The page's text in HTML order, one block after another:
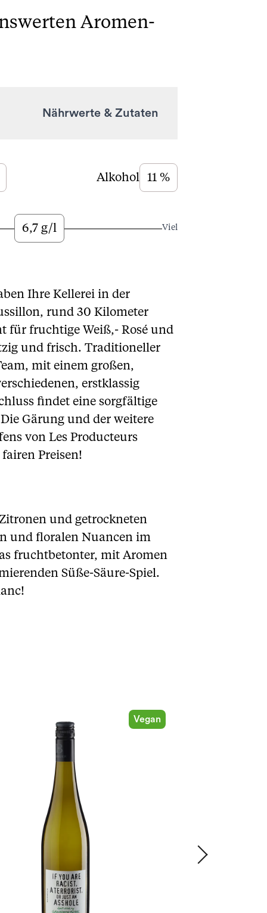
Aromen-
Nährwerte & Zutaten
Alkohol
11 %
6,7 g/l Viel
Ihre Kellerei in der
rund 30 Kilometer
für fruchtige Weiß,- Rosé und
und frisch. Traditioneller
mit einem großen,
erstklassig
findet eine sorgfältige
Gärung und der weitere
von Les Producteurs
Preisen!
und getrockneten
und floralen Nuancen im
fruchtbetonter, mit Aromen
Süße-Säure-Spiel.
Vegan